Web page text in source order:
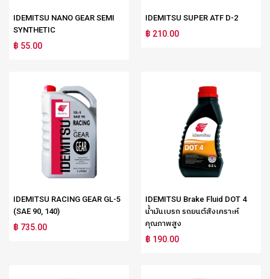
IDEMITSU NANO GEAR SEMI
SYNTHETIC
฿ 55.00
IDEMITSU SUPER ATF D-2
฿ 210.00
IDEMITSU RACING GEAR GL-5
(SAE 90, 140)
฿ 735.00
IDEMITSU Brake Fluid DOT 4
น้ำมันเบรก รถยนต์สังเคราะห์
คุณภาพสูง
฿ 190.00